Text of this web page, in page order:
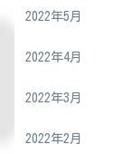
2022年5月
2022年4月
2022年3月
2022年2月